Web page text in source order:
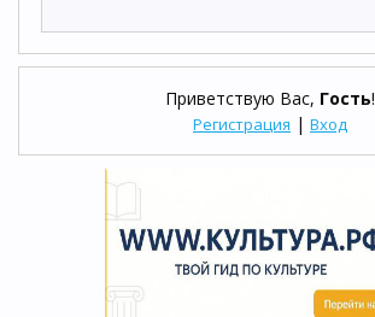
Приветствую Вас, Гость!
Регистрация | Вход